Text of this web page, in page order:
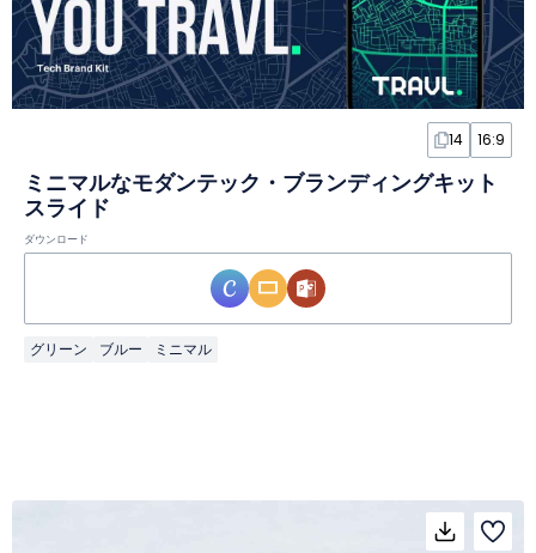
14 16:9
ミニマルなモダンテック・ブランディングキット
スライド
ダウンロード
グリーン ブルー ミニマル